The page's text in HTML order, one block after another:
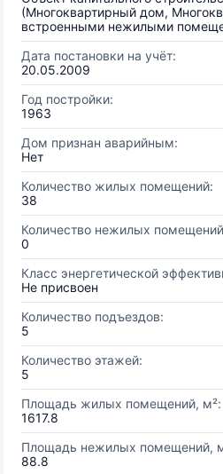
(Многоквартирный дом,
встроенными нежилыми
Дата постановки на учёт:
20.05.2009
Год постройки:
1963
Дом признан аварийным:
Нет
Количество жилых помещений:
38
Количество нежилых
0
Класс энергетической
Не присвоен
Количество подъездов:
5
Количество этажей:
5
Площадь жилых помещений, м²:
1617.8
Площадь нежилых помещений,
88.8